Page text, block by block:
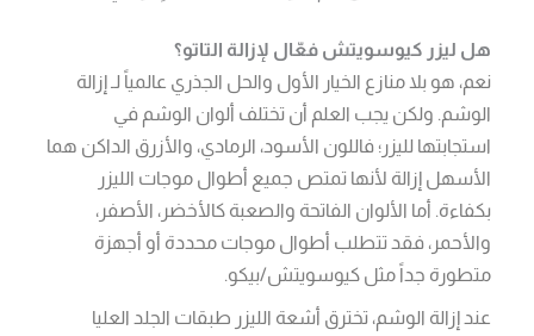
هل ليزر كيوسويتش فعّال لإزالة التاتو؟
نعم، هو بلا منازع الخيار الأول والحل الجذري عالمياً لـ إزالة
الوشم. ولكن يجب العلم أن تختلف ألوان الوشم في
استجابتها لليزر؛ فاللون الأسود، الرمادي، والأزرق الداكن هما
الأسهل إزالة لأنها تمتص جميع أطوال موجات الليزر
بكفاءة. أما الألوان الفاتحة والصعبة كالأخضر، الأصفر،
والأحمر، فقد تتطلب أطوال موجات محددة أو أجهزة
متطورة جداً مثل كيوسويتش/بيكو.
عند إزالة الوشم، تخترق أشعة الليزر طبقات الجلد العليا